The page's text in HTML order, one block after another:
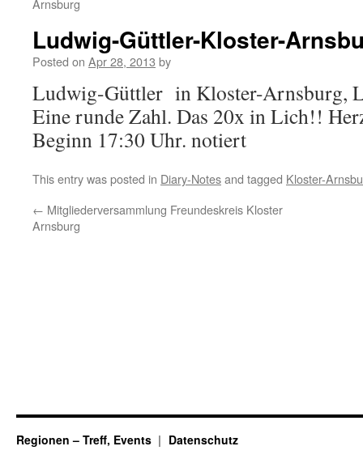
Arnsburg
Ludwig-Güttler-Kloster-
Posted on Apr 28, 2013 by
Ludwig-Güttler in Kloster-Arnsburg,
Eine runde Zahl. Das 20x in Lich!!
Beginn 17:30 Uhr. notiert
This entry was posted in Diary-Notesand tagged Kloster-
← Mitgliederversammlung Freundeskreis Kloster
Arnsburg
Regionen – Treff, Events Datenschutz